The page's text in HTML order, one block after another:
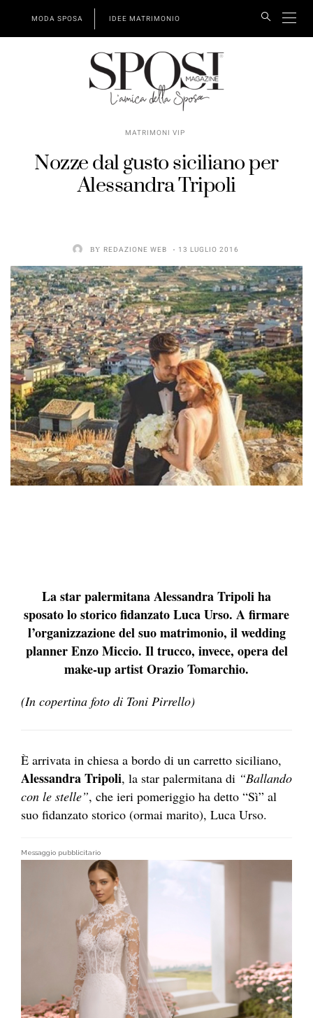
MODA SPOSA IDEE MATRIMONIO
MATRIMONI VIP
Nozze dal gusto siciliano per
Alessandra Tripoli
BY REDAZIONE WEB 13 LUGLIO 2016
La star palermitana Alessandra Tripoli ha
sposato lo storico fidanzato Luca Urso. A firmare
l’organizzazione del suo matrimonio, il wedding
planner Enzo Miccio. Il trucco, invece, opera del
make-up artist Orazio Tomarchio.
(In copertina foto di Toni Pirrello)
È arrivata in chiesa a bordo di un carretto siciliano,
Alessandra Tripoli, la star palermitana di “Ballando
con le stelle”, che ieri pomeriggio ha detto “Sì” al
suo fidanzato storico (ormai marito), Luca Urso.
Messaggio pubblicitario